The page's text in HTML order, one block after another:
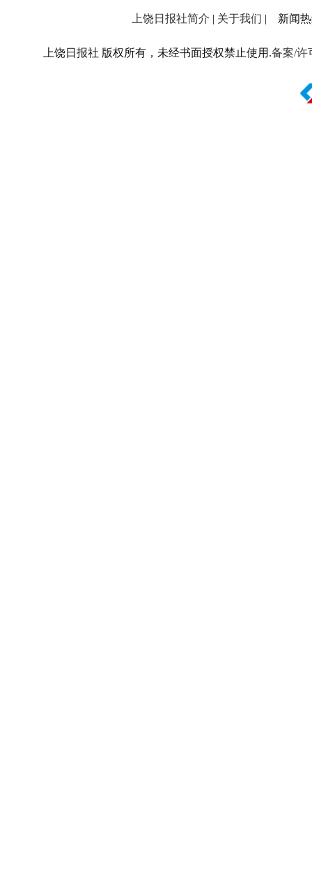
上饶日报社简介 | 关于我们 | 新闻热
上饶日报社 版权所有，未经书面授权禁止使用.备案/许